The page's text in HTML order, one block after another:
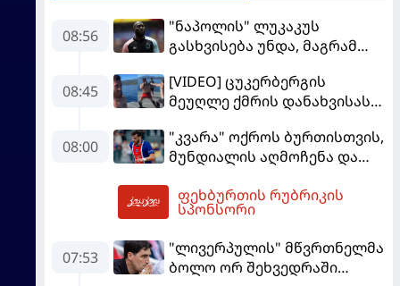
08:56
"ნაპოლის" ლუკაკუს
გასხვისება უნდა, მაგრამ
უთანხმდება
08:45
[VIDEO] ცუკერბერგის
მეუღლე ქმრის დანახვისას
დვალიშვილი Facebook-ის
დამფუძნებელს
08:00
"კვარა" ოქროს ბურთისთვის,
მუნდიალის აღმოჩენა და
მსაჯი - ევროპის სუპერთასის
PREVIEW
ფეხბურთის რუბრიკის
სპონსორი
07:53
"ლივერპულის" მწვრთნელმა
ბოლო ორ შეხვედრაში